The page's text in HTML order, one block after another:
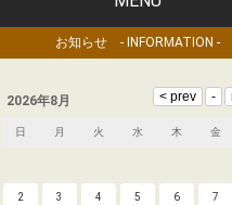
お知らせ - INFORMATION -
2026年8月
日 月 火 水 木 金
2 3 4 5 6 7